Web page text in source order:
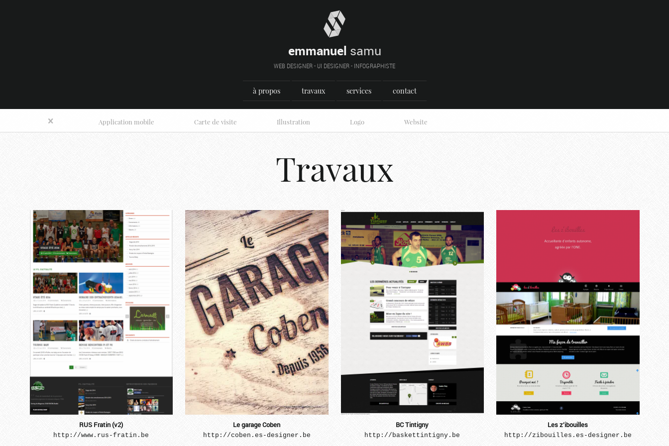
emmanuel samu
WEB DESIGNER - UI DESIGNER - INFOGRAPHISTE
à propos travaux services contact
Application mobile Carte de visite Illustration Logo Website
Travaux
...
RUS Fratin (v2)
http://www.rus-fratin.be
...
Le garage Coben
http://coben.es-designer.be
...
BC Tintigny
http://baskettintigny.be
...
Les z’ibouilles
http://zibouilles.es-designer.be